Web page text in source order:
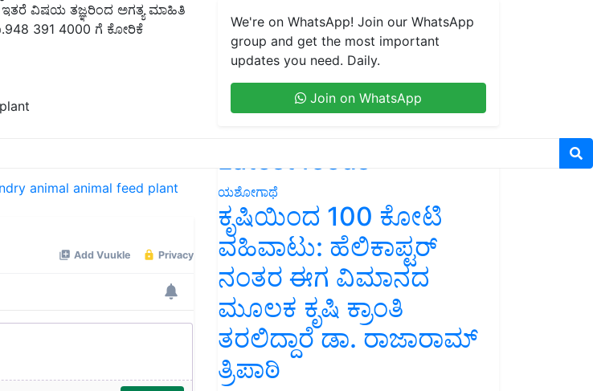
391 4000 ಗೆ ಕೋರಿಕೆ
We're on WhatsApp! Join our WhatsApp
group and get the most important
updates you need. Daily.
Join on WhatsApp
Latest feeds
ಯಶೋಗಾಥೆ
ಕೃಷಿಯಿಂದ 100 ಕೋಟಿ
ವಹಿವಾಟು: ಹೆಲಿಕಾಪ್ಟರ್
ನಂತರ ಈಗ ವಿಮಾನದ
ಮೂಲಕ ಕೃಷಿ ಕ್ರಾಂತಿ
ತರಲಿದ್ದಾರೆ ಡಾ. ರಾಜಾರಾಮ್
ತ್ರಿಪಾಠಿ